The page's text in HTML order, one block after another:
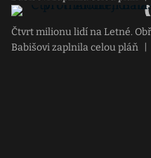
Čtvrt milionu lidí na Letné.
Babišovi zaplnila celou pláň